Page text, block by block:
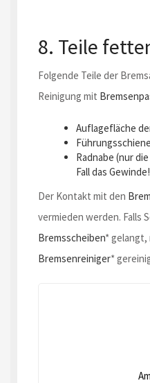
8. Teile
Folgende Teile der
Reinigung mit
Auflagefläche
Radnabe (nur
Fall das
Der Kontakt mit den
vermieden werden. Falls
Bremsscheiben* gelangt,
Bremsenreiniger*